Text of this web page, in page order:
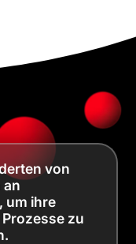
von
an
um ihre
zu